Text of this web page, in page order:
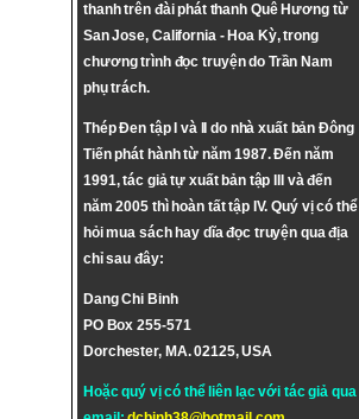
thanh trên đài phát thanh Quê Hương từ
San Jose, California - Hoa Kỳ, trong
chương trình đọc truyện do Trần Nam
phụ trách.
Thép Đen tập I và II do nhà xuất bản Đông
Tiến phát hành từ năm 1987. Đến năm
1991, tác giả tự xuất bản tập III và đến
năm 2005 thì hoàn tất tập IV. Quý vị có thể
hỏi mua sách hay dĩa đọc truyện qua địa
chỉ sau đây:
Dang Chi Binh
PO Box 255-571
Dorchester, MA. 02125, USA
Hoặc quý vị có thể liên lạc với tác giả qua